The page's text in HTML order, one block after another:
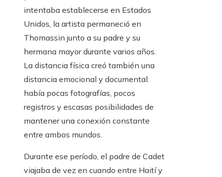
intentaba establecerse en Estados
Unidos, la artista permaneció en
Thomassin junto a su padre y su
hermana mayor durante varios años.
La distancia física creó también una
distancia emocional y documental:
había pocas fotografías, pocos
registros y escasas posibilidades de
mantener una conexión constante
entre ambos mundos.
Durante ese período, el padre de Cadet
viajaba de vez en cuando entre Haití y